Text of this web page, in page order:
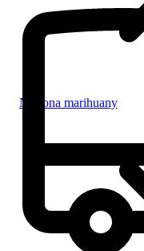
Nasiona marihuany